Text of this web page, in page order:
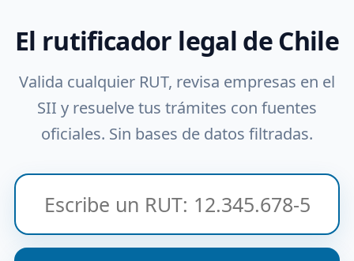
El rutificador legal de Chile
Valida cualquier RUT, revisa empresas en el
SII y resuelve tus trámites con fuentes
oficiales. Sin bases de datos filtradas.